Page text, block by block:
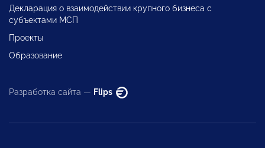
Декларация о взаимодействии крупного бизнеса с
субъектами МСП
Проекты
Образование
Разработка сайта — Flips